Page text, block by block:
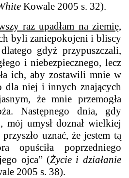
Kowale 2005 s. 32).
raz upadłam na ziemię,
byli zaniepokojeni i bliscy
gdyż przypuszczali,
i niebezpiecznego, lecz
ich, aby zostawili mnie w
dla niej i innych znających
że mnie przemogła
Następnego dnia, gdy
mój umysł doznał wielkiej
uznać, że jestem tą
opuściła poprzedniego
ojca” (Życie i działanie
2005 s. 38).